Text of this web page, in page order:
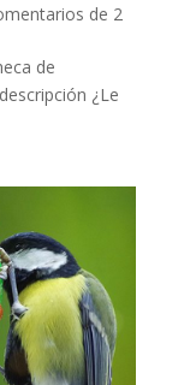
de 2
de
¿Le